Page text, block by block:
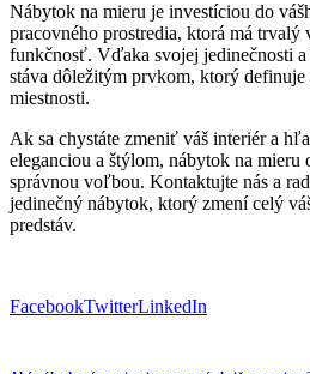
Nábytok na mieru je investíciou do
pracovného prostredia, ktorá má
funkčnosť. Vďaka svojej jedinečnosti
stáva dôležitým prvkom, ktorý definuje
miestnosti.
Ak sa chystáte zmeniť váš interiér a
eleganciou a štýlom, nábytok na mieru
správnou voľbou. Kontaktujte nás a
jedinečný nábytok, ktorý zmení celý
predstáv.
FacebookTwitterLinkedIn